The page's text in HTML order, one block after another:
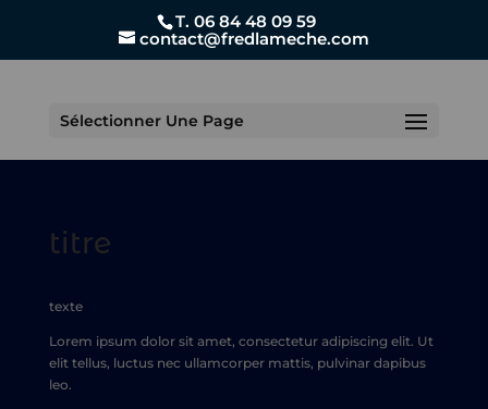
T. 06 84 48 09 59
contact@fredlameche.com
Sélectionner Une Page
titre
texte
Lorem ipsum dolor sit amet, consectetur adipiscing elit. Ut
elit tellus, luctus nec ullamcorper mattis, pulvinar dapibus
leo.